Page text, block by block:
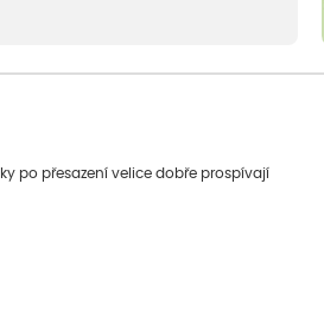
denivky nejlépe ladí.
po přesazení velice dobře prospívají